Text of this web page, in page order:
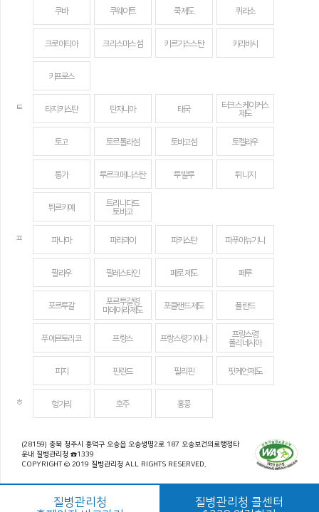
쿠바 쿠웨이트 쿡 제도 퀴라소
크로아티아 크리스마스섬 키르기스스탄 키리바시
키프로스
ㅌ 타지키스탄 탄자니아 태국
터크스 케이커스
제도
토고 토르톨라섬 토바고섬 토켈라우
통가 투르크메니스탄 투발루 튀니지
튀르키예
트리니다드
토바고
ㅍ 파나마 파라과이 파키스탄 파푸아뉴기니
팔라우 팔레스타인 페로 제도 페루
포르투갈
포르투갈령
마데이라 제도
포클랜드 제도 폴란드
푸에르토리코 프랑스 프랑스령 기아나
프랑스령
폴리네시아
피지 핀란드 필리핀 핏케언 제도
ㅎ 헝가리 호주 홍콩
(28159) 충북 청주시 흥덕구 오송읍 오송생명2로 187 오송보건의료행정타
운내 질병관리청 ☎1339
COPYRIGHT © 2019 질병관리청 ALL RIGHTS RESERVED.
질병관리청
질병관리청 콜센터